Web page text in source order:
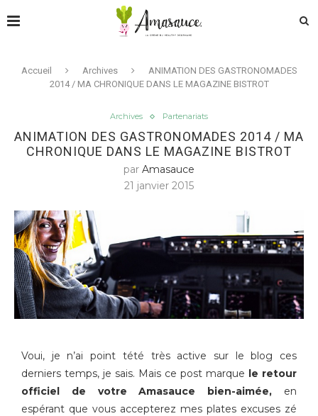
Accueil Archives
ANIMATION DES GASTRONOMADES
2014 / MA CHRONIQUE DANS LE MAGAZINE BISTROT
Archives Partenariats
ANIMATION DES GASTRONOMADES 2014 / MA
CHRONIQUE DANS LE MAGAZINE BISTROT
par Amasauce
21 janvier 2015
Voui, je n’ai point tété très active sur le blog ces
derniers temps, je sais. Mais ce post marque le retour
officiel de votre Amasauce bien-aimée, en
espérant que vous accepterez mes plates excuses zé